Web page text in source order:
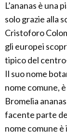
L’ananas è una
solo grazie alla
Cristoforo
gli europei
tipico del
Il suo nome
nome comune,
Bromelia
facente parte
nome comune